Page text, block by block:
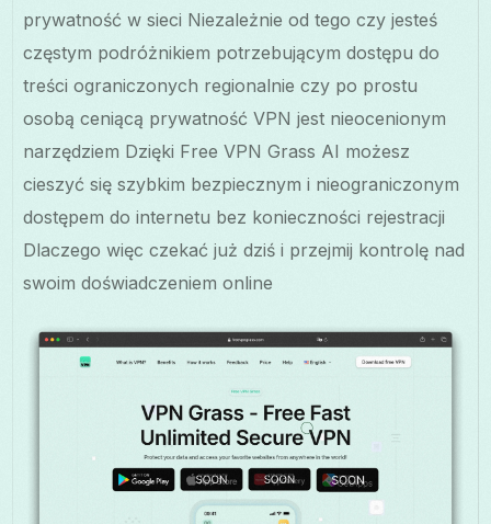
prywatność w sieci Niezależnie od tego czy jesteś
częstym podróżnikiem potrzebującym dostępu do
treści ograniczonych regionalnie czy po prostu
osobą ceniącą prywatność VPN jest nieocenionym
narzędziem Dzięki Free VPN Grass AI możesz
cieszyć się szybkim bezpiecznym i nieograniczonym
dostępem do internetu bez konieczności rejestracji
Dlaczego więc czekać już dziś i przejmij kontrolę nad
swoim doświadczeniem online